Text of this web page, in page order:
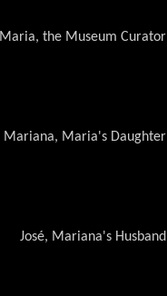
Maria, the Museum Curator
Mariana, Maria's Daughter
José, Mariana's Husband